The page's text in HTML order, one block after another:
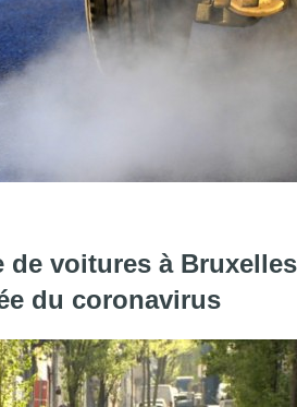
de voitures à Bruxelles
du coronavirus